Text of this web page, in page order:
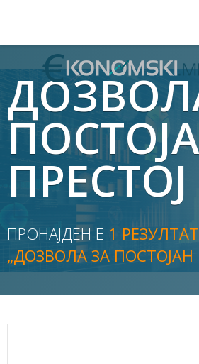
АКТУЕЛНО
ЕКОНОМИЈА
ФИНАНСИИ
БАНКАРСТВО
ЖИВОТ
МОЗАИК
ПРЕСТОЈ
ПРОНАЈДЕН Е 1 РЕЗУЛТАТ
„ДОЗВОЛА ЗА ПОСТОЈАН